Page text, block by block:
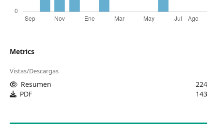
Metrics
Vistas/Descargas
Resumen
224
PDF
143